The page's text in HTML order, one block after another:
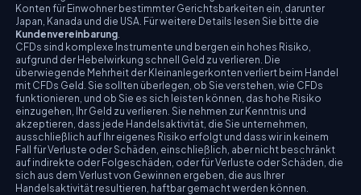
Konten für Einwohner bestimmter Gerichtsbarkeiten ein, darunter
Japan, Kanada und die USA. Für weitere Details lesen Sie bitte die
Kundenvereinbarung
CFDs sind komplexe Instrumente und bergen ein hohes Risiko,
aufgrund der Hebelwirkung schnell Geld zu verlieren. Die
überwiegende Mehrheit der Kleinanlegerkonten verliert beim Handel
mit CFDs Geld. Sie sollten überlegen, ob Sie verstehen, wie CFDs
funktionieren, und ob Sie es sich leisten können, das hohe Risiko
einzugehen, Ihr Geld zu verlieren. Sie nehmen zur Kenntnis und
akzeptieren, dass jede Handelsaktivität, die Sie unternehmen,
ausschließlich auf Ihr eigenes Risiko erfolgt und dass wir in keinem
Fall für Verluste oder Schäden, einschließlich, aber nicht beschränkt
auf indirekte oder Folgeschäden, oder für Verluste oder Schäden, die
sich aus dem Verlust von Gewinnen ergeben, die aus Ihrer
Handelsaktivität resultieren, haftbar gemacht werden können.